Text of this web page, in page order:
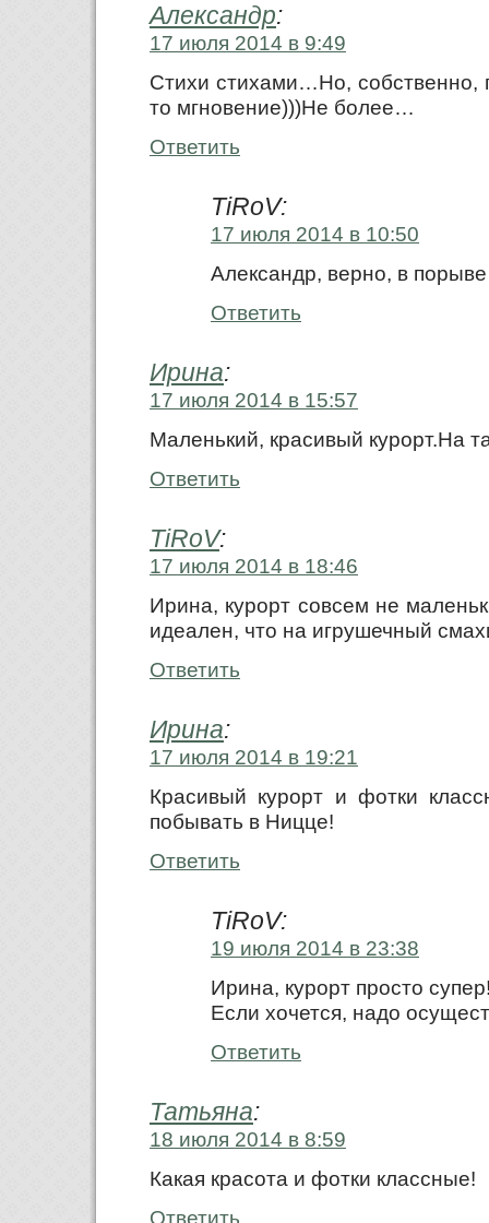
Александр:
17 июля 2014 в 9:49
Стихи стихами…Но, собственно,
то мгновение)))Не более…
Ответить
TiRoV:
17 июля 2014 в 10:50
Александр, верно, в
Ответить
Ирина:
17 июля 2014 в 15:57
Маленький, красивый курорт.На
Ответить
TiRoV:
17 июля 2014 в 18:46
Ирина, курорт совсем не
идеален, что на игрушечный
Ответить
Ирина:
17 июля 2014 в 19:21
Красивый курорт и фотки
побывать в Ницце!
Ответить
TiRoV:
19 июля 2014 в 23:38
Ирина, курорт просто
Если хочется, надо
Ответить
Татьяна:
18 июля 2014 в 8:59
Какая красота и фотки классные!
Ответить